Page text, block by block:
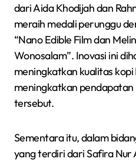
dari Aida Khodijah dan
meraih medali perunggu
“Nano Edible Film dan
Wonosalam”. Inovasi ini
meningkatkan kualitas
meningkatkan
tersebut.
Sementara itu, dalam
yang terdiri dari Safira Nur